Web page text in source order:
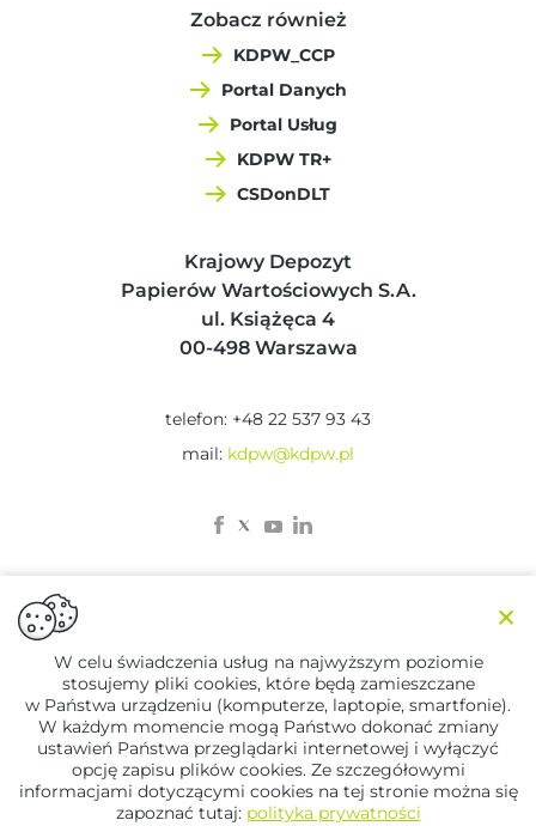
Zobacz również
KDPW_CCP
Portal Danych
Portal Usług
KDPW TR+
CSDonDLT
Krajowy Depozyt
Papierów Wartościowych S.A.
ul. Książęca 4
00-498 Warszawa
telefon: +48 22 537 93 43
mail: kdpw@kdpw.pl
© 2023 KDPW
Zastrzeżenia prawne
Polityka Prywatności
Designed byLifemotion
W celu świadczenia usług na najwyższym poziomie
stosujemy pliki cookies, które będą zamieszczane
w Państwa urządzeniu (komputerze, laptopie, smartfonie).
W każdym momencie mogą Państwo dokonać zmiany
ustawień Państwa przeglądarki internetowej i wyłączyć
opcję zapisu plików cookies. Ze szczegółowymi
informacjami dotyczącymi cookies na tej stronie można się
zapoznać tutaj: polityka prywatności
×